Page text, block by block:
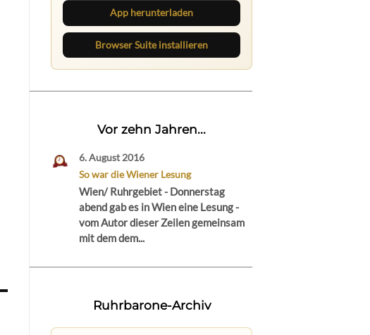
App herunterladen
Browser Suite installieren
Vor zehn Jahren...
6. August 2016
So war die Wiener Lesung
Wien/ Ruhrgebiet - Donnerstag
abend gab es in Wien eine Lesung -
vom Autor dieser Zeilen gemeinsam
mit dem dem...
Ruhrbarone-Archiv